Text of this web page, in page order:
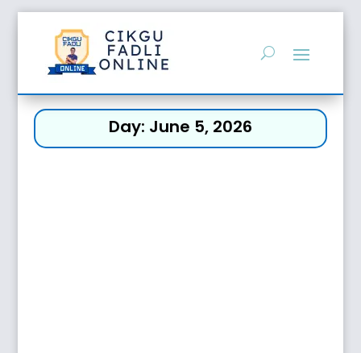
Day: June 5, 2026